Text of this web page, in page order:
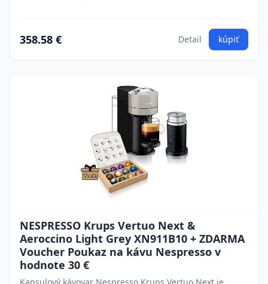
358.58 € Detail kúpiť
NESPRESSO Krups Vertuo Next &
Aeroccino Light Grey XN911B10 + ZDARMA
Voucher Poukaz na kávu Nespresso v
hodnote 30 €